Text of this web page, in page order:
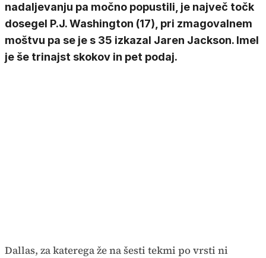
nadaljevanju pa močno popustili, je največ točk
dosegel P.J. Washington (17), pri zmagovalnem
moštvu pa se je s 35 izkazal Jaren Jackson. Imel
je še trinajst skokov in pet podaj.
Dallas, za katerega že na šesti tekmi po vrsti ni